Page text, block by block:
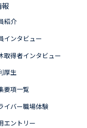
報
紹介
インタビュー
取得者インタビュー
厚生
要項一覧
イバー職場体験
エントリー